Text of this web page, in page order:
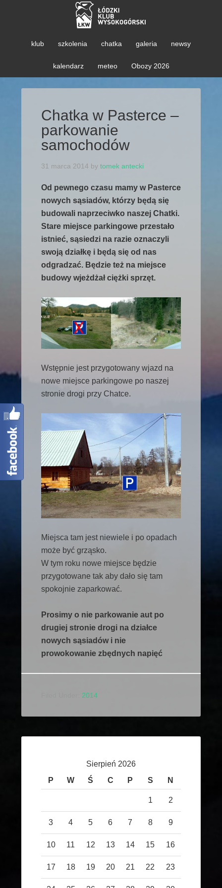
klub szkolenia chatka galeria newsy
kalendarz meteo Obozy 2026
Chatka w Pasterce –
parkowanie
samochodów
31 marca 2014 by tomek antecki
Od pewnego czasu mamy w Pasterce
nowych sąsiadów, którzy będą się
budowali naprzeciwko naszej Chatki.
Stare miejsce parkingowe przestało
istnieć, sąsiedzi na razie oznaczyli
swoją działkę i będą się od nas
odgradzać. Będzie też na miejsce
budowy wjeżdżał ciężki sprzęt.
Wstępnie jest przygotowany wjazd na
nowe miejsce parkingowe po naszej
stronie drogi przy Chatce.
Miejsca tam jest niewiele i po opadach
może być grząsko.
W tym roku nowe miejsce będzie
przygotowane tak aby dało się tam
spokojnie zaparkować.
Prosimy o nie parkowanie aut po
drugiej stronie drogi na działce
nowych sąsiadów i nie
prowokowanie zbędnych napięć
2014
Sierpień 2026
P
W Ś C P S N
1 2
3 4 5 6 7 8 9
10 11 12 13 14 15 16
17 18 19 20 21 22 23